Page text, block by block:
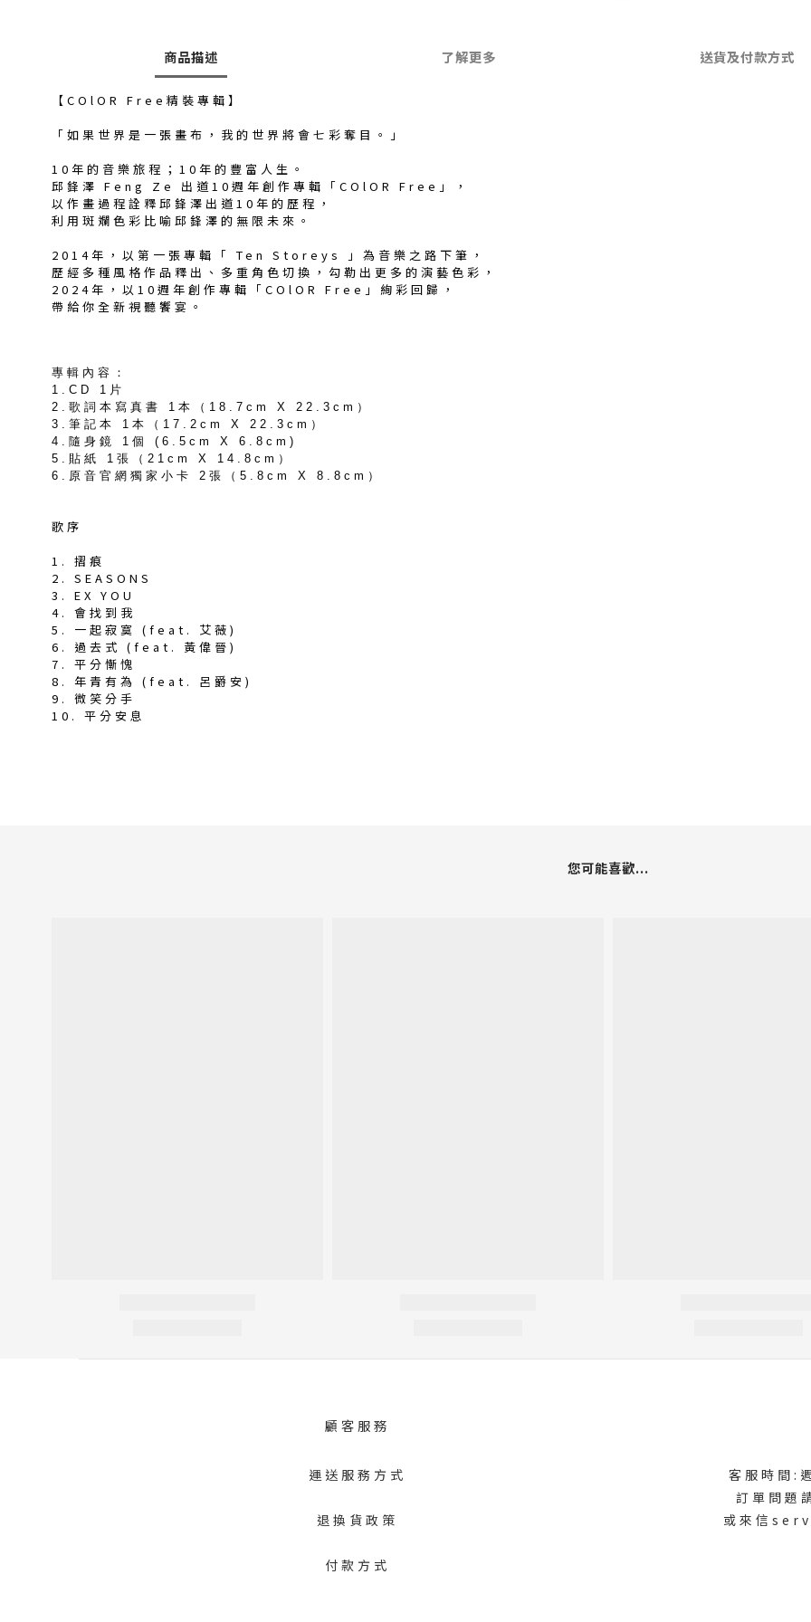
商品描述 了解更多 送貨及付款方式
【COlOR Free精裝專輯】
「如果世界是一張畫布，我的世界將會七彩奪目。」
10年的音樂旅程；10年的豐富人生。
邱鋒澤 Feng Ze 出道10週年創作專輯「COlOR Free」，
以作畫過程詮釋邱鋒澤出道10年的歷程，
利用斑斕色彩比喻邱鋒澤的無限未來。
2014年，以第一張專輯「 Ten Storeys 」為音樂之路下筆，
歷經多種風格作品釋出、多重角色切換，勾勒出更多的演藝色彩，
2024年，以10週年創作專輯「COlOR Free」絢彩回歸，
帶給你全新視聽饗宴。
專輯內容：
1.CD 1片
2.歌詞本寫真書 1本（18.7cm X 22.3cm）
3.筆記本 1本（17.2cm X 22.3cm）
4.隨身鏡 1個 (6.5cm X 6.8cm)
5.貼紙 1張（21cm X 14.8cm）
6.原音官網獨家小卡 2張（5.8cm X 8.8cm）
歌序
1. 摺痕
2. SEASONS
3. EX YOU
4. 會找到我
5. 一起寂寞 (feat. 艾薇)
6. 過去式 (feat. 黃偉晉)
7. 平分慚愧
8. 年青有為 (feat. 呂爵安)
9. 微笑分手
10. 平分安息
您可能喜歡...
顧客服務
運送服務方式
退換貨政策
付款方式
客服時間:
訂單問題
或來信